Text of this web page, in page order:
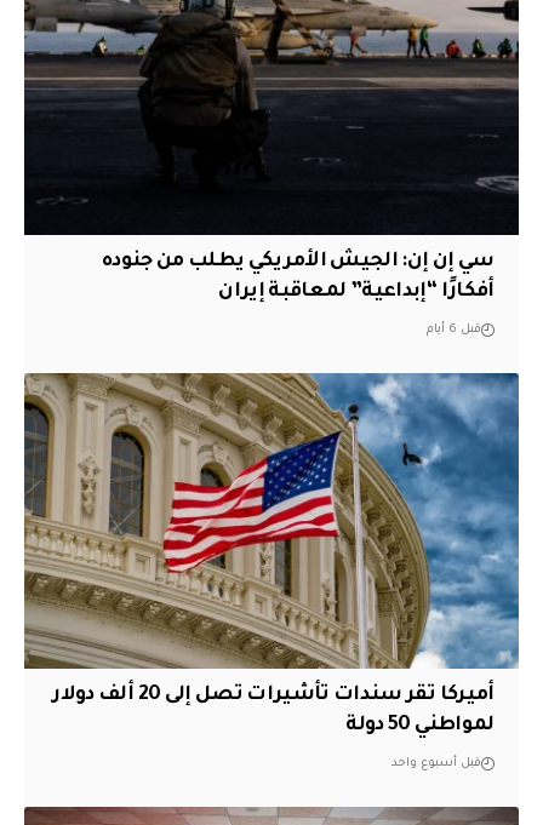
سي إن إن: الجيش الأمريكي يطلب من جنوده
أفكارًا “إبداعية” لمعاقبة إيران
قبل 6 أيام
أميركا تقر سندات تأشيرات تصل إلى 20 ألف دولار
لمواطني 50 دولة
قبل أسبوع واحد